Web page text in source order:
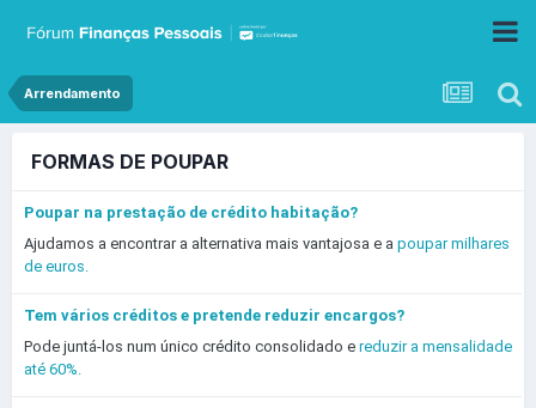
Arrendamento
FORMAS DE POUPAR
Poupar na prestação de crédito habitação?
Ajudamos a encontrar a alternativa mais vantajosa e a poupar milhares
de euros.
Tem vários créditos e pretende reduzir encargos?
Pode juntá-los num único crédito consolidado e reduzir a mensalidade
até 60%.